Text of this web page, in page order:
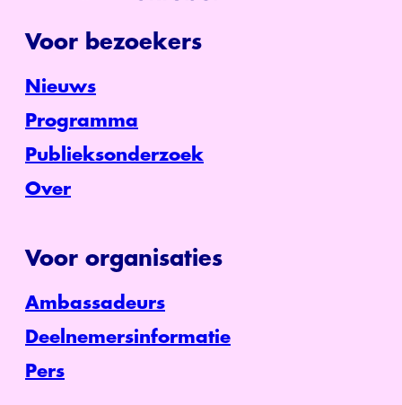
Voor bezoekers
Nieuws
Programma
Publieksonderzoek
Over
Voor organisaties
Ambassadeurs
Deelnemersinformatie
Pers